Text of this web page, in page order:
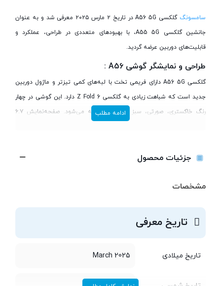
سامسونگ
گلکسی A56 5G در تاریخ ۲ مارس ۲۰۲۵ معرفی شد و به عنوان
جانشین گلکسی A55 5G، با بهبودهای متعددی در طراحی، عملکرد و
قابلیت‌های دوربین عرضه گردید.
طراحی و نمایشگر گوشی A56 :
گلکسی A56 5G دارای فریمی تخت با لبه‌های کمی تیزتر و ماژول دوربین
جدید است که شباهت زیادی به گلکسی Z Fold 6 دارد. این گوشی در چهار
رنگ خاکستری، صورتی، سبز و مشکی عرضه می‌شود. صفحه‌نمایش ۶.۷
نمایشگر در حالت عادی به ۱۲۰۰ نیت و در حالت حداکثری به ۱۹۰۰ نیت
ادامه مطلب
جزئیات محصول
مشخصات
تاریخ معرفی
تاریخ میلادی 2025 March